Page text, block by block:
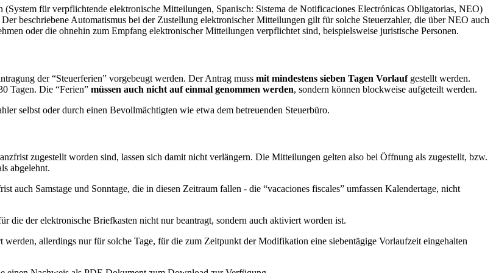
für verpflichtende elektronische Mitteilungen, Spanisch: Sistema de Notificaciones Electrónicas Obligatorias, NEO)
beschriebene Automatismus bei der Zustellung elektronischer Mitteilungen gilt für solche Steuerzahler, die über NEO auch
oder die ohnehin zum Empfang elektronischer Mitteilungen verpflichtet sind, beispielsweise juristische Personen.
der “Steuerferien” vorgebeugt werden. Der Antrag mussmit mindestens sieben Tagen Vorlaufgestellt werden.
Tagen. Die “Ferien”müssen auch nicht auf einmal genommen werden, sondern können blockweise aufgeteilt werden.
selbst oder durch einen Bevollmächtigten wie etwa dem betreuenden Steuerbüro.
zugestellt worden sind, lassen sich damit nicht verlängern. Die Mitteilungen gelten also bei Öffnung als zugestellt, bzw.
abgelehnt.
auch Samstage und Sonntage, die in diesen Zeitraum fallen - die “vacaciones fiscales” umfassen Kalendertage, nicht
der elektronische Briefkasten nicht nur beantragt, sondern auch aktiviert worden ist.
allerdings nur für solche Tage, für die zum Zeitpunkt der Modifikation eine siebentägige Vorlaufzeit eingehalten